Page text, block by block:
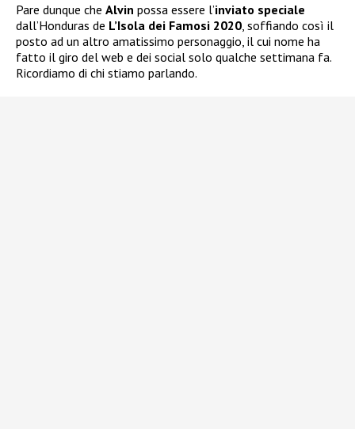
Pare dunque che Alvin possa essere l’inviato speciale
dall’Honduras de L’Isola dei Famosi 2020 , soffiando così il
posto ad un altro amatissimo personaggio, il cui nome ha
fatto il giro del web e dei social solo qualche settimana fa.
Ricordiamo di chi stiamo parlando.